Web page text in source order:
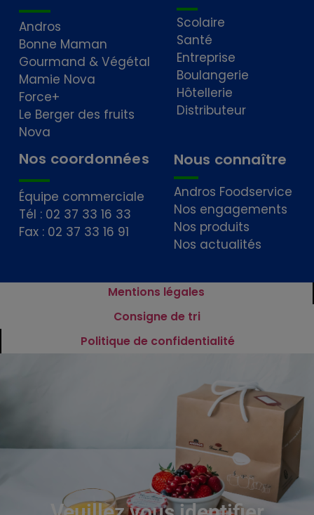
Andros
Bonne Maman
Gourmand & Végétal
Mamie Nova
Force+
Le Berger des fruits
Nova
Scolaire
Santé
Entreprise
Boulangerie
Hôtellerie
Distributeur
Nos coordonnées
Équipe commerciale
Tél : 02 37 33 16 33
Fax : 02 37 33 16 91
Nous connaître
Andros Foodservice
Nos engagements
Nos produits
Nos actualités
Mentions légales
Consigne de tri
Politique de confidentialité